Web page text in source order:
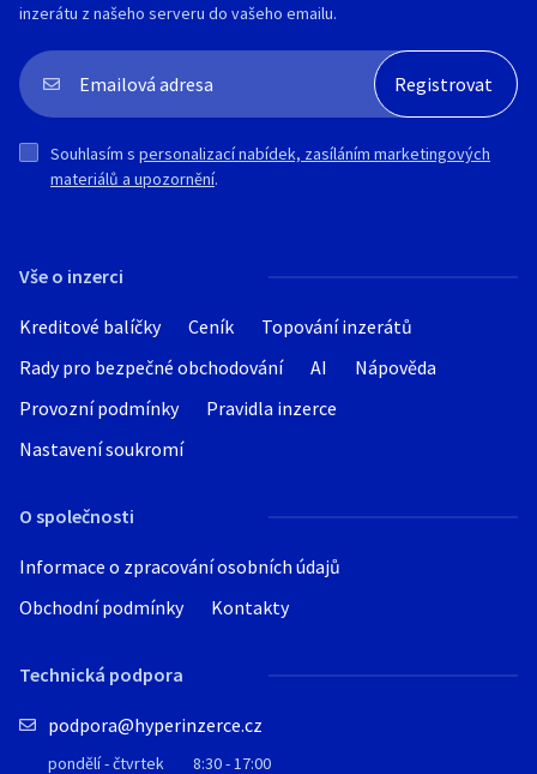
Vše o inzerci
Kreditové balíčky Ceník
Topování inzerátů
Rady pro bezpečné obchodování
AI
Nápověda
Provozní podmínky
Pravidla inzerce
Nastavení soukromí
O společnosti
Informace o zpracování osobních údajů
Obchodní podmínky
Kontakty
Technická podpora
podpora@hyperinzerce.cz
pondělí - čtvrtek 8:30 - 17:00
inzerátu z našeho serveru do vašeho emailu.
Souhlasím s personalizací nabídek, zasíláním marketingových
materiálů a upozornění.